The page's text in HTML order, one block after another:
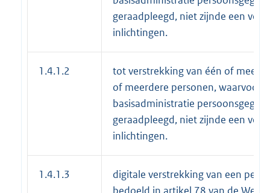
geraadpleegd, niet zijnde een
inlichtingen.
1.4.1.2
tot verstrekking van één of meer
of meerdere personen, waarvoor
basisadministratie
geraadpleegd, niet zijnde een
inlichtingen.
1.4.1.3
digitale verstrekking van een